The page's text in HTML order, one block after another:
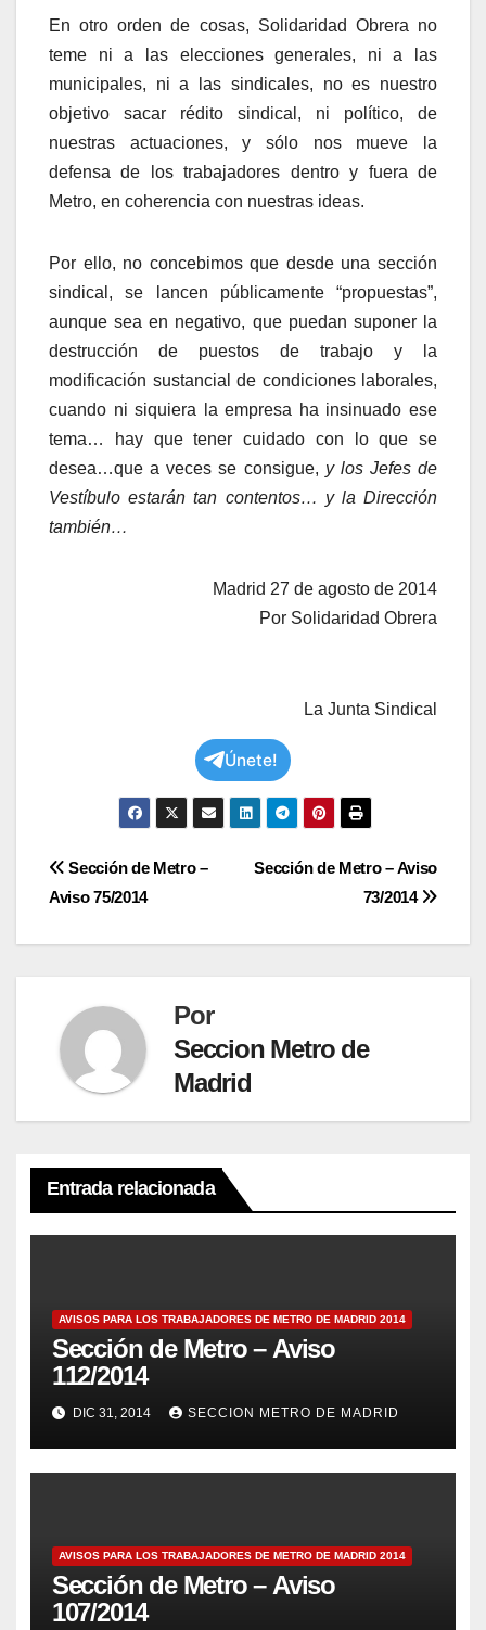
En otro orden de cosas, Solidaridad Obrera no
teme ni a las elecciones generales, ni a las
municipales, ni a las sindicales, no es nuestro
objetivo sacar rédito sindical, ni político, de
nuestras actuaciones, y sólo nos mueve la
defensa de los trabajadores dentro y fuera de
Metro, en coherencia con nuestras ideas.
Por ello, no concebimos que desde una sección
sindical, se lancen públicamente “propuestas”,
aunque sea en negativo, que puedan suponer la
destrucción de puestos de trabajo y la
modificación sustancial de condiciones laborales,
cuando ni siquiera la empresa ha insinuado ese
tema… hay que tener cuidado con lo que se
desea…que a veces se consigue, y los Jefes de
Vestíbulo estarán tan contentos… y la Dirección
también…
Madrid 27 de agosto de 2014
Por Solidaridad Obrera
La Junta Sindical
Únete!
Navegación
Sección de Metro – Aviso
73/2014
Sección de Metro –
Aviso 75/2014
Por
Seccion Metro de
Madrid
Entrada relacionada
AVISOS PARA LOS TRABAJADORES DE METRO DE MADRID 2014
Sección de Metro – Aviso
112/2014
DIC 31, 2014 SECCION METRO DE MADRID
AVISOS PARA LOS TRABAJADORES DE METRO DE MADRID 2014
Sección de Metro – Aviso
107/2014